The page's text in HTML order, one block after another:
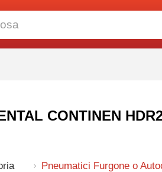
CONTINEN
Pneumatici Furgone o